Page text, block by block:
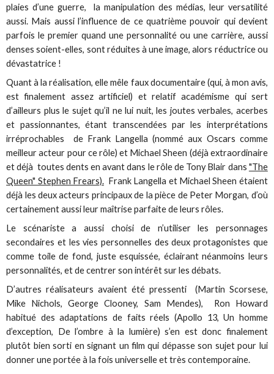
plaies d’une guerre, la manipulation des médias, leur versatilité
aussi. Mais aussi l’influence de ce quatrième pouvoir qui devient
parfois le premier quand une personnalité ou une carrière, aussi
denses soient-elles, sont réduites à une image, alors réductrice ou
dévastatrice !
Quant à la réalisation, elle mêle faux documentaire (qui, à mon avis,
est finalement assez artificiel) et relatif académisme qui sert
d’ailleurs plus le sujet qu’il ne lui nuit, les joutes verbales, acerbes
et passionnantes, étant transcendées par les interprétations
irréprochables de Frank Langella (nommé aux Oscars comme
meilleur acteur pour ce rôle) et Michael Sheen (déjà extraordinaire
et déjà toutes dents en avant dans le rôle de Tony Blair dans "The
Queen" Stephen Frears).Frank Langella et Michael Sheen étaient
déjà les deux acteurs principaux de la pièce de Peter Morgan, d’où
certainement aussi leur maîtrise parfaite de leurs rôles.
Le scénariste a aussi choisi de n’utiliser les personnages
secondaires et les vies personnelles des deux protagonistes que
comme toile de fond, juste esquissée, éclairant néanmoins leurs
personnalités, et de centrer son intérêt sur les débats.
D’autres réalisateurs avaient été pressenti (Martin Scorsese,
Mike Nichols, George Clooney, Sam Mendes), Ron Howard
habitué des adaptations de faits réels (Apollo 13, Un homme
d’exception, De l’ombre à la lumière) s’en est donc finalement
plutôt bien sorti en signant un film qui dépasse son sujet pour lui
donner une portée à la fois universelle et très contemporaine.